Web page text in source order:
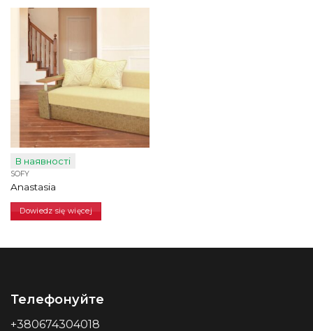
В наявності
SOFY
Anastasia
Dowiedz się więcej
Телефонуйте
+380674304018